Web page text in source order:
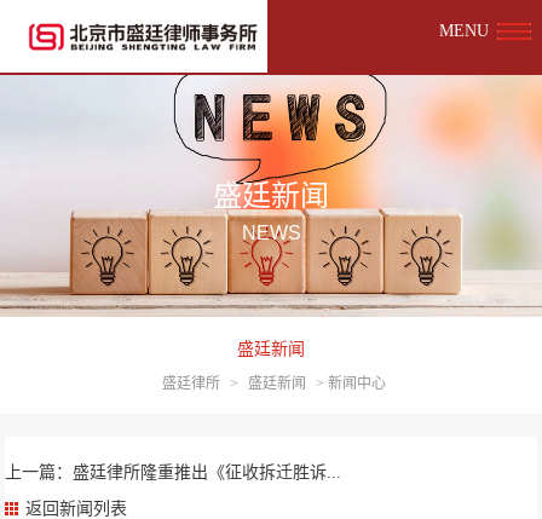
MENU
盛廷新闻
NEWS
盛廷新闻
盛廷律所 > 盛廷新闻 > 新闻中心
上一篇：盛廷律所隆重推出《征收拆迁胜诉...
返回新闻列表